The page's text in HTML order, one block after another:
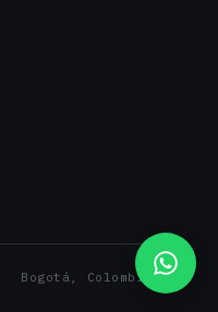
Bogotá, Colombia